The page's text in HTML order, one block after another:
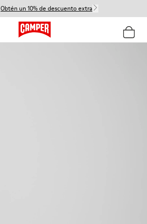
Obtén un 10% de descuento extra